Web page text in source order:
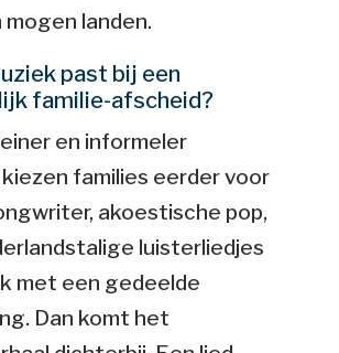
mogen landen.
past bij een
familie-afscheid?
en informeler
families eerder voor
akoestische pop,
luisterliedjes
met een gedeelde
Dan komt het